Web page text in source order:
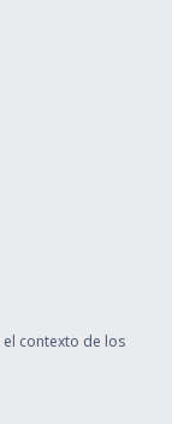
contexto de los